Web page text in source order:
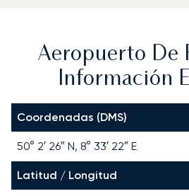
Aeropuerto De
Información
Coordenadas (DMS)
50° 2′ 26″ N, 8° 33′ 22″ E
Latitud / Longitud